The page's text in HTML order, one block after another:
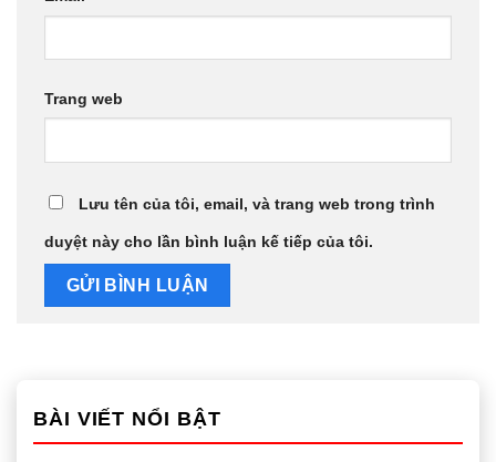
Trang web
Lưu tên của tôi, email, và trang web trong trình
duyệt này cho lần bình luận kế tiếp của tôi.
BÀI VIẾT NỔI BẬT